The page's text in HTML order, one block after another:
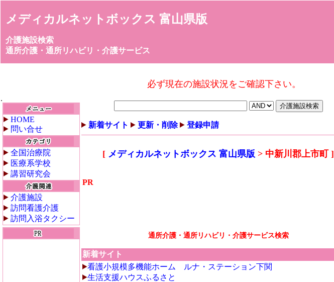
メディカルネットボックス 富山県版
介護施設検索
通所介護・通所リハビリ・介護サービス
必ず現在の施設状況をご確認下さい。
HOME
問い合せ
全国治療院
医療系学校
講習研究会
介護施設
訪問看護介護
訪問入浴タクシー
新着サイト 更新・削除 登録申請
[ メディカルネットボックス 富山県版 > 中新川郡上市町 ]
PR
通所介護・通所リハビリ・介護サービス検索
新着サイト
看護小規模多機能ホーム ルナ・ステーション下関
生活支援ハウスふるさと